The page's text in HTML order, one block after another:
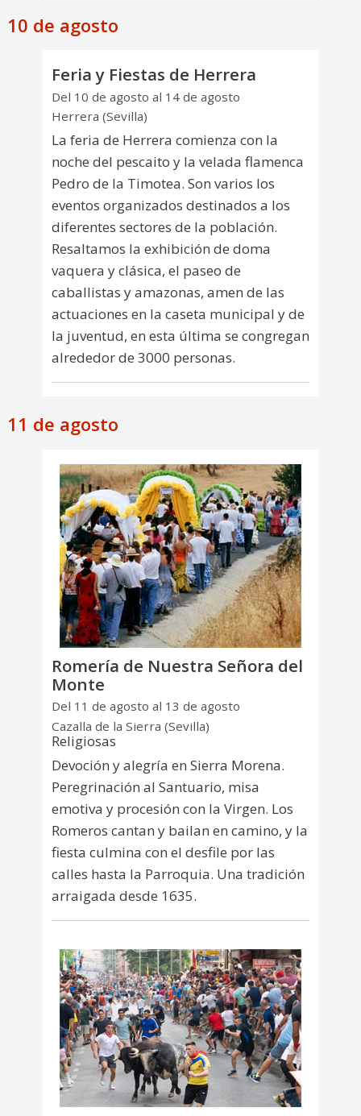
10 de agosto
Feria y Fiestas de Herrera
Del 10 de agosto al 14 de agosto
Herrera (Sevilla)
La feria de Herrera comienza con la
noche del pescaito y la velada flamenca
Pedro de la Timotea. Son varios los
eventos organizados destinados a los
diferentes sectores de la población.
Resaltamos la exhibición de doma
vaquera y clásica, el paseo de
caballistas y amazonas, amen de las
actuaciones en la caseta municipal y de
la juventud, en esta última se congregan
alrededor de 3000 personas.
11 de agosto
Romería de Nuestra Señora del
Monte
Del 11 de agosto al 13 de agosto
Cazalla de la Sierra (Sevilla)
Religiosas
Devoción y alegría en Sierra Morena.
Peregrinación al Santuario, misa
emotiva y procesión con la Virgen. Los
Romeros cantan y bailan en camino, y la
fiesta culmina con el desfile por las
calles hasta la Parroquia. Una tradición
arraigada desde 1635.